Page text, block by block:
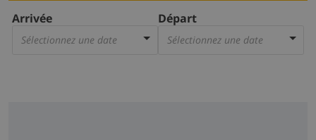
Arrivée
Sélectionnez une date
Départ
Sélectionnez une date